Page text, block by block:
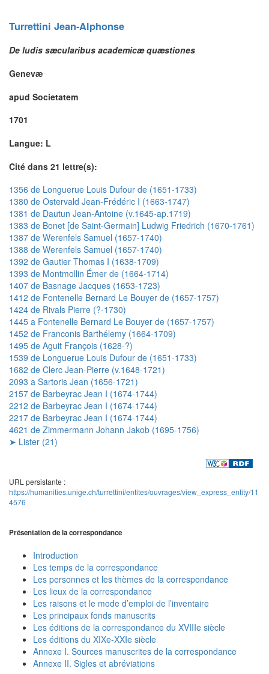
Turrettini Jean-Alphonse
De ludis sæcularibus academicæ quæstiones
Genevæ
apud Societatem
1701
Langue: L
Cité dans 21 lettre(s):
1356 de Longuerue Louis Dufour de (1651-1733)
1380 de Ostervald Jean-Frédéric I (1663-1747)
1381 de Dautun Jean-Antoine (v.1645-ap.1719)
1383 de Bonet [de Saint-Germain] Ludwig Friedrich (1670-1761)
1387 de Werenfels Samuel (1657-1740)
1388 de Werenfels Samuel (1657-1740)
1392 de Gautier Thomas I (1638-1709)
1393 de Montmollin Émer de (1664-1714)
1407 de Basnage Jacques (1653-1723)
1412 de Fontenelle Bernard Le Bouyer de (1657-1757)
1424 de Rivals Pierre (?-1730)
1445 a Fontenelle Bernard Le Bouyer de (1657-1757)
1452 de Franconis Barthélemy (1664-1709)
1495 de Aguit François (1628-?)
1539 de Longuerue Louis Dufour de (1651-1733)
1682 de Clerc Jean-Pierre (v.1648-1721)
2093 a Sartoris Jean (1656-1721)
2157 de Barbeyrac Jean I (1674-1744)
2212 de Barbeyrac Jean I (1674-1744)
2217 de Barbeyrac Jean I (1674-1744)
4621 de Zimmermann Johann Jakob (1695-1756)
➤ Lister (21)
URL persistante :
https://humanities.unige.ch/turrettini/entites/ouvrages/view_express_entity/11
4576
Présentation de la correspondance
Introduction
Les temps de la correspondance
Les personnes et les thèmes de la correspondance
Les lieux de la correspondance
Les raisons et le mode d’emploi de l’inventaire
Les principaux fonds manuscrits
Les éditions de la correspondance du XVIIIe siècle
Les éditions du XIXe-XXIe siècle
Annexe I. Sources manuscrites de la correspondance
Annexe II. Sigles et abréviations